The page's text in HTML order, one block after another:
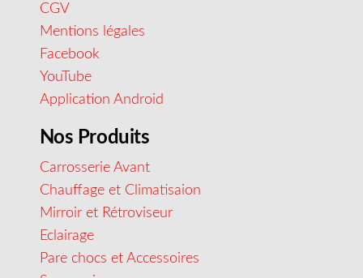
CGV
Mentions légales
Facebook
YouTube
Application Android
Nos Produits
Carrosserie Avant
Chauffage et Climatisaion
Mirroir et Rétroviseur
Eclairage
Pare chocs et Accessoires